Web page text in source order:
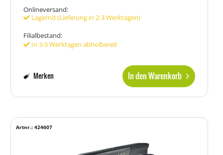
Onlineversand:
Lagernd (Lieferung in 2-3 Werktagen)
Filialbestand:
In 3-5 Werktagen abholbereit
In den Warenkorb
Merken
Artnr.: 424607